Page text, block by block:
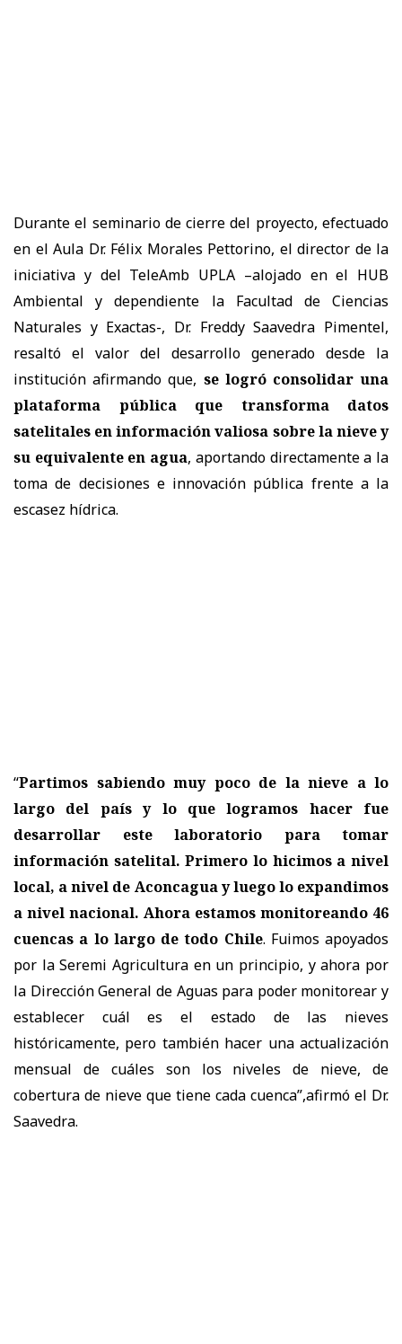
Durante el seminario de cierre del proyecto, efectuado
en el Aula Dr. Félix Morales Pettorino, el director de la
iniciativa y del TeleAmb UPLA –alojado en el HUB
Ambiental y dependiente la Facultad de Ciencias
Naturales y Exactas-, Dr. Freddy Saavedra Pimentel,
resaltó el valor del desarrollo generado desde la
institución afirmando que, se logró consolidar una
plataforma pública que transforma datos
satelitales en información valiosa sobre la nieve y
su equivalente en agua, aportando directamente a la
toma de decisiones e innovación pública frente a la
escasez hídrica.
“Partimos sabiendo muy poco de la nieve a lo
largo del país y lo que logramos hacer fue
desarrollar este laboratorio para tomar
información satelital. Primero lo hicimos a nivel
local, a nivel de Aconcagua y luego lo expandimos
a nivel nacional. Ahora estamos monitoreando 46
cuencas a lo largo de todo Chile. Fuimos apoyados
por la Seremi Agricultura en un principio, y ahora por
la Dirección General de Aguas para poder monitorear y
establecer cuál es el estado de las nieves
históricamente, pero también hacer una actualización
mensual de cuáles son los niveles de nieve, de
cobertura de nieve que tiene cada cuenca”,afirmó el Dr.
Saavedra.